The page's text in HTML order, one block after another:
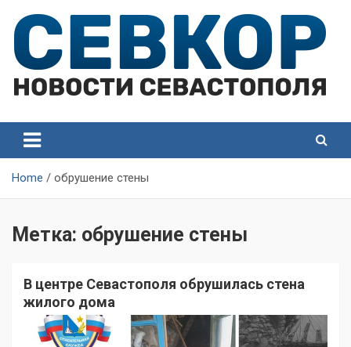
content
Севастополя
Севастополя
Home обрушение стены
Метка: обрушение стены
В центре Севастополя обрушилась стена
жилого дома